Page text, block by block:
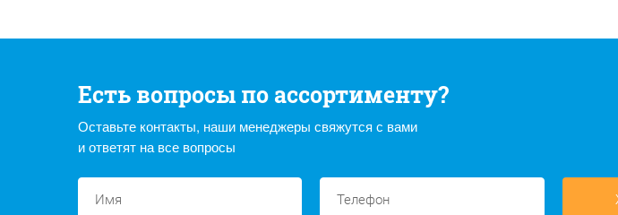
Есть вопросы по ассортименту?
Оставьте контакты, наши менеджеры свяжутся с вами
и ответят на все вопросы